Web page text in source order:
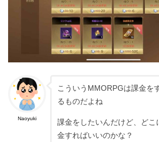
Naoyuki
こういうMMORPGは課金を
るものだよね
課金をしたいんだけど、どこ
金すればいいのかな？